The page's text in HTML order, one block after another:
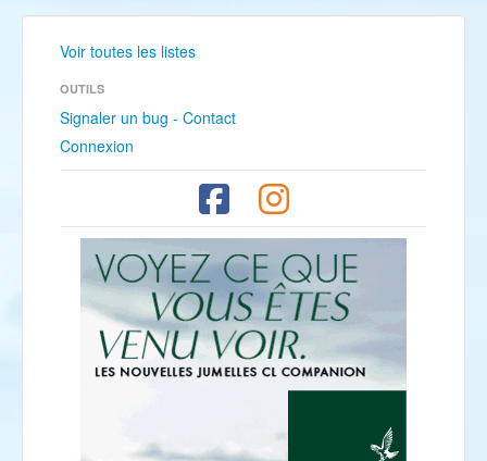
Voir toutes les listes
OUTILS
Signaler un bug - Contact
Connexion